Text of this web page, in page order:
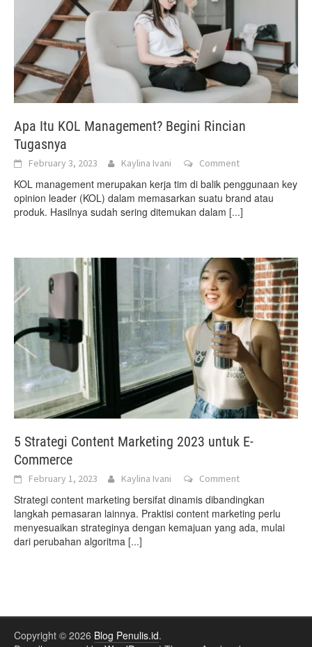
Apa Itu KOL Management? Begini Rincian
Tugasnya
February 3, 2023 Kaylina Ivani Comment
KOL management merupakan kerja tim di balik penggunaan key
opinion leader (KOL) dalam memasarkan suatu brand atau
produk. Hasilnya sudah sering ditemukan dalam [...]
5 Strategi Content Marketing 2023 untuk E-
Commerce
February 1, 2023 Kaylina Ivani Comment
Strategi content marketing bersifat dinamis dibandingkan
langkah pemasaran lainnya. Praktisi content marketing perlu
menyesuaikan strateginya dengan kemajuan yang ada, mulai
dari perubahan algoritma [...]
Copyright © 2026 Blog Penulis.id.